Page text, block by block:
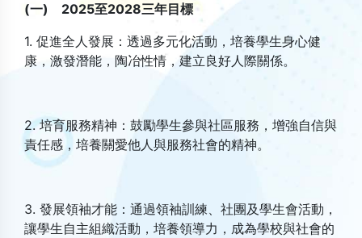
(一) 2025至2028三年目標
1. 促進全人發展：透過多元化活動，培養學生身心健
康，激發潛能，陶冶性情，建立良好人際關係。
2. 培育服務精神：鼓勵學生參與社區服務，增強自信與
責任感，培養關愛他人與服務社會的精神。
3. 發展領袖才能：通過領袖訓練、社團及學生會活動，
讓學生自主組織活動，培養領導力，成為學校與社會的